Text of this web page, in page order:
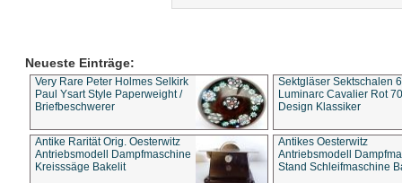
Neueste Einträge:
Very Rare Peter Holmes Selkirk
Paul Ysart Style Paperweight /
Briefbeschwerer
Sektgläser Sektschalen
Luminarc Cavalier Rot
Design Klassiker
Antike Rarität Orig. Oesterwitz
Antriebsmodell Dampfmaschine
Kreisssäge Bakelit
Antikes Oesterwitz
Antriebsmodell
Stand Schleifmaschine